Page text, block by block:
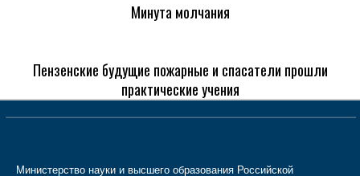
Минута молчания
Пензенские будущие пожарные и спасатели прошли
практические учения
Министерство науки и высшего образования Российской